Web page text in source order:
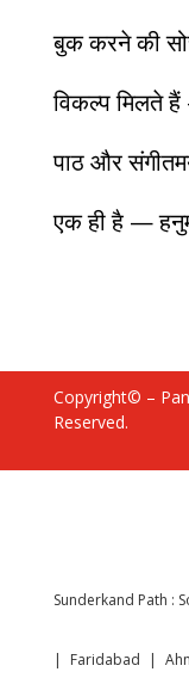
बुक करने की
विकल्प मिलते
पाठ और
एक ही है —
Copyright© –
Reserved.
Sunderkand Path :
| Faridabad |